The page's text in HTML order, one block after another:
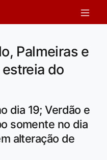
Palmeiras e
do
dia 19; Verdão e
somente no dia
alteração de